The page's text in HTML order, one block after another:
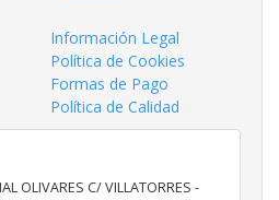
Información Legal
Política de Cookies
Formas de Pago
Política de Calidad
OLIVARES C/ VILLATORRES -